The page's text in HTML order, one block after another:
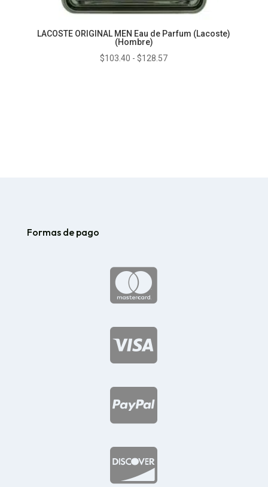
LACOSTE ORIGINAL MEN Eau de Parfum (Lacoste)
(Hombre)
$103.40 - $128.57Rango
Formas de pago



